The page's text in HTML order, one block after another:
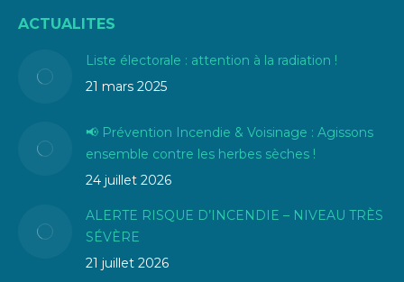
ACTUALITES
Liste électorale : attention à la radiation !
21 mars 2025
📢 Prévention Incendie & Voisinage : Agissons
ensemble contre les herbes sèches !
24 juillet 2026
ALERTE RISQUE D’INCENDIE – NIVEAU TRÈS
SÉVÈRE
21 juillet 2026